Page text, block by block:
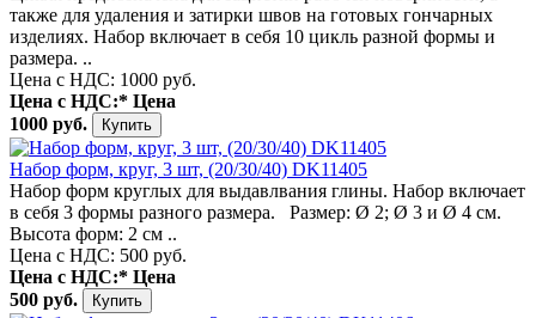
также для удаления и затирки швов на готовых гончарных
изделиях. Набор включает в себя 10 цикль разной формы и
размера. ..
Цена с НДС: 1000 руб.
Цена с НДС:* Цена
1000 руб.
Набор форм, круг, 3 шт, (20/30/40) DK11405
Набор форм круглых для выдавлвания глины. Набор включает
в себя 3 формы разного размера. Размер: Ø 2; Ø 3 и Ø 4 см.
Высота форм: 2 см ..
Цена с НДС: 500 руб.
Цена с НДС:* Цена
500 руб.